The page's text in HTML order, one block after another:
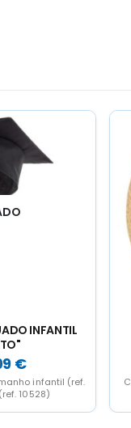
REDONDO
€
bolsa individual